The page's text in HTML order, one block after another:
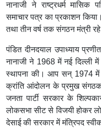
नानाजी ने राष्ट्रधर्म मासिक
समाचार पत्र का प्रकाशन
तथा तीन वर्ष तक संगठन मंत्री
पंडित दीनदयाल उपाध्याय
नानाजी ने 1968 में नई दिल्ली
स्थापना की। आप सन् 1974 में
क्रांति आंदोलन के प्रमुख
जनता पार्टी सरकार के
लोकसभा सीट से विजयी होकर
देसाई की सरकार में मंत्रिपद